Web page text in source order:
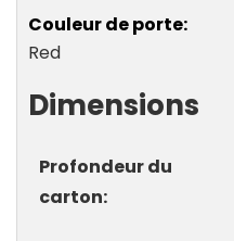
Couleur de porte
Red
Dimensions
Profondeur du
carton